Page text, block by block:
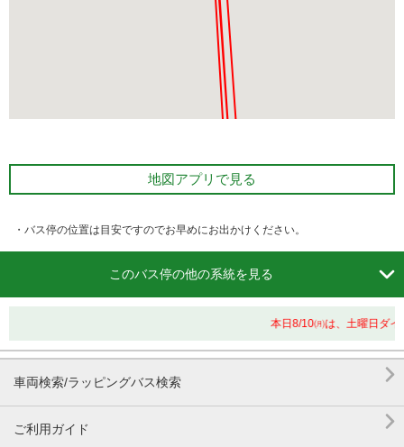
地図アプリで見る
・バス停の位置は目安ですのでお早めにお出かけください。
このバス停の他の系統を見る 
本日8/10㈪は、土曜日ダイ
車両検索/ラッピングバス検索 
ご利用ガイド 